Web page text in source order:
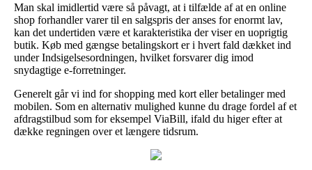
Man skal imidlertid være så påvagt, at i tilfælde af at en online
shop forhandler varer til en salgspris der anses for enormt lav,
kan det undertiden være et karakteristika der viser en uoprigtig
butik. Køb med gængse betalingskort er i hvert fald dækket ind
under Indsigelsesordningen, hvilket forsvarer dig imod
snydagtige e-forretninger.
Generelt går vi ind for shopping med kort eller betalinger med
mobilen. Som en alternativ mulighed kunne du drage fordel af et
afdragstilbud som for eksempel ViaBill, ifald du higer efter at
dække regningen over et længere tidsrum.